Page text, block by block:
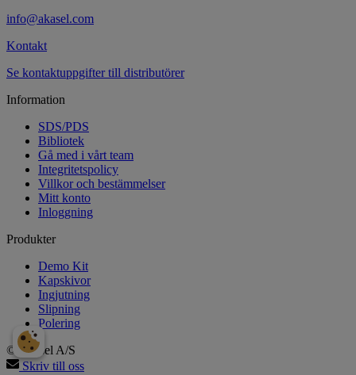
info@akasel.com
Kontakt
Se kontaktuppgifter till distributörer
Information
SDS/PDS
Bibliotek
Gå med i vårt team
Integritetspolicy
Villkor och bestämmelser
Mitt konto
Inloggning
Produkter
Demo Kit
Kapskivor
Ingjutning
Slipning
Polering
© Akasel A/S
Skriv till oss